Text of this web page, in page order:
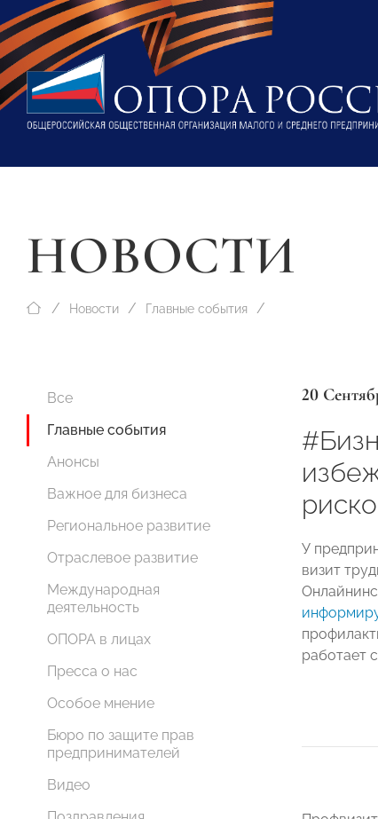
НОВОСТИ
Новости Главные события
Все
Главные события
Анонсы
Важное для бизнеса
Региональное развитие
Отраслевое развитие
Международная
деятельность
ОПОРА в лицах
Пресса о нас
Особое мнение
Бюро по защите прав
предпринимателей
Видео
20
У
визит
работает